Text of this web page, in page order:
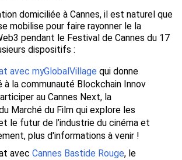
domiciliée à Cannes, il est naturel que
mobilise pour faire rayonner le la
pendant le Festival de Cannes du 17
dispositifs :
avec myGlobalVillage qui donne
à la communauté Blockchain Innov
au Cannes Next, la
Marché du Film qui explore les
le futur de l’industrie du cinéma et
plus d'informations à venir !
avec Cannes Bastide Rouge, le